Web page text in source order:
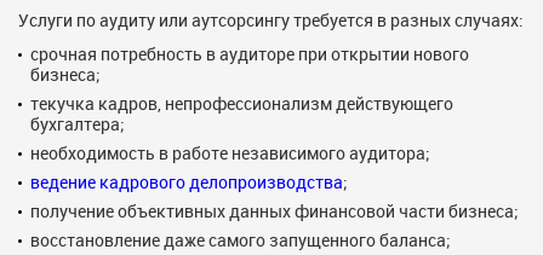
Услуги по аудиту или аутсорсингу требуется в разных случаях:
срочная потребность в аудиторе при открытии нового
бизнеса;
текучка кадров, непрофессионализм действующего
бухгалтера;
необходимость в работе независимого аудитора;
ведение кадрового делопроизводства;
получение объективных данных финансовой части бизнеса;
восстановление даже самого запущенного баланса;